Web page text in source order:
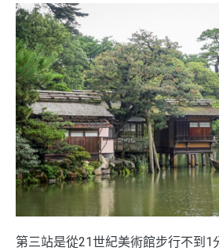
第三站是從21世紀美術館步行不到1